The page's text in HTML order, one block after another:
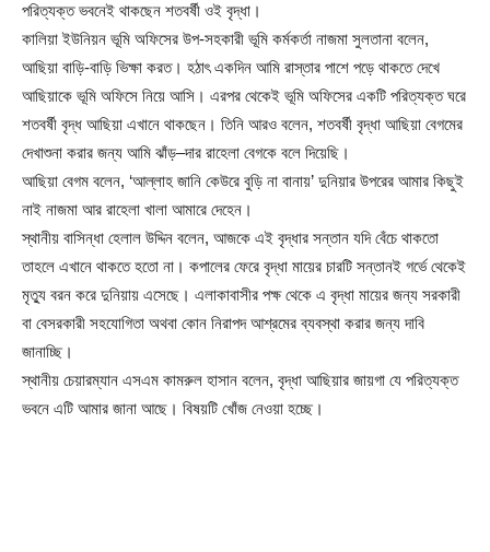
পরিত্যক্ত ভবনেই থাকছেন শতবর্ষী ওই বৃদ্ধা।
কালিয়া ইউনিয়ন ভূমি অফিসের উপ-সহকারী ভূমি কর্মকর্তা নাজমা সুলতানা বলেন,
আছিয়া বাড়ি-বাড়ি ভিক্ষা করত। হঠাৎ একদিন আমি রাস্তার পাশে পড়ে থাকতে দেখে
আছিয়াকে ভূমি অফিসে নিয়ে আসি। এরপর থেকেই ভূমি অফিসের একটি পরিত্যক্ত ঘরে
শতবর্ষী বৃদ্ধ আছিয়া এখানে থাকছেন। তিনি আরও বলেন, শতবর্ষী বৃদ্ধা আছিয়া বেগমের
দেখাশুনা করার জন্য আমি ঝাঁড়–দার রাহেলা বেগকে বলে দিয়েছি।
আছিয়া বেগম বলেন, ‘আল্লাহ জানি কেউরে বুড়ি না বানায়’ দুনিয়ার উপরের আমার কিছুই
নাই নাজমা আর রাহেলা খালা আমারে দেহেন।
স্থানীয় বাসিন্ধা হেলাল উদ্দিন বলেন, আজকে এই বৃদ্ধার সন্তান যদি বেঁচে থাকতো
তাহলে এখানে থাকতে হতো না। কপালের ফেরে বৃদ্ধা মায়ের চারটি সন্তানই গর্ভে থেকেই
মৃত্যু বরন করে দুনিয়ায় এসেছে। এলাকাবাসীর পক্ষ থেকে এ বৃদ্ধা মায়ের জন্য সরকারী
বা বেসরকারী সহযোগিতা অথবা কোন নিরাপদ আশ্রমের ব্যবস্থা করার জন্য দাবি
জানাচ্ছি।
স্থানীয় চেয়ারম্যান এসএম কামরুল হাসান বলেন, বৃদ্ধা আছিয়ার জায়গা যে পরিত্যক্ত
ভবনে এটি আমার জানা আছে। বিষয়টি খোঁজ নেওয়া হচ্ছে।